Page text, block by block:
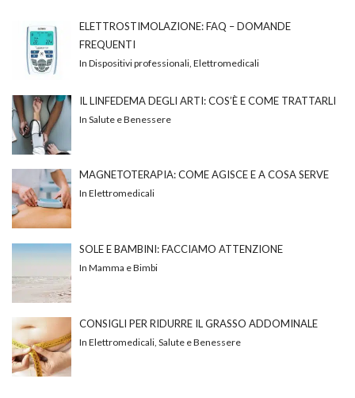
ELETTROSTIMOLAZIONE: FAQ – DOMANDE
FREQUENTI
In Dispositivi professionali, Elettromedicali
IL LINFEDEMA DEGLI ARTI: COS’È E COME TRATTARLI
In Salute e Benessere
MAGNETOTERAPIA: COME AGISCE E A COSA SERVE
In Elettromedicali
SOLE E BAMBINI: FACCIAMO ATTENZIONE
In Mamma e Bimbi
CONSIGLI PER RIDURRE IL GRASSO ADDOMINALE
In Elettromedicali, Salute e Benessere